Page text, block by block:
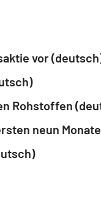
vor
Rohstoffen
neun